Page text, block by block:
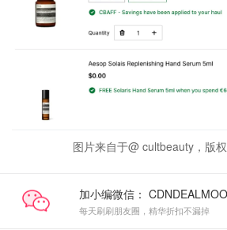
图片来自于@ cultbeauty，版
加小编微信：
每天刷刷朋友圈，精华折扣不漏掉